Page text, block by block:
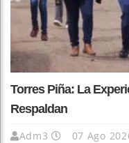
Torres Piña: La
Respaldan
Adm3 07 Ago